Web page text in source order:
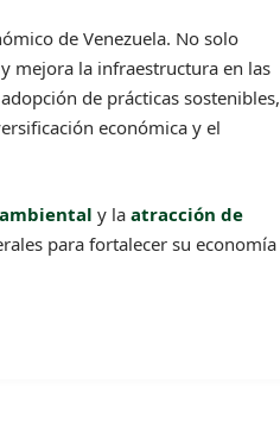
de Venezuela. No solo
mejora la infraestructura en las
de prácticas sostenibles,
económica y el
y la atracción de
para fortalecer su economía